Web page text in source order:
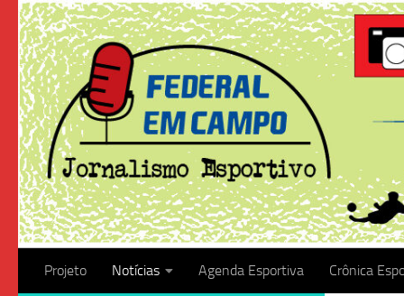
Skip to content
Projeto Notícias Agenda Esportiva Crônica